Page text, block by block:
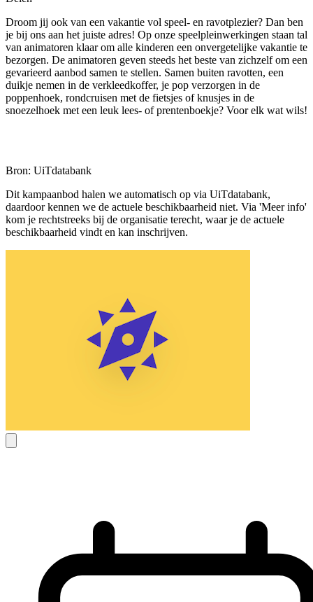
Droom jij ook van een vakantie vol speel- en ravotplezier? Dan ben
je bij ons aan het juiste adres! Op onze speelpleinwerkingen staan tal
van animatoren klaar om alle kinderen een onvergetelijke vakantie te
bezorgen. De animatoren geven steeds het beste van zichzelf om een
gevarieerd aanbod samen te stellen. Samen buiten ravotten, een
duikje nemen in de verkleedkoffer, je pop verzorgen in de
poppenhoek, rondcruisen met de fietsjes of knusjes in de
snoezelhoek met een leuk lees- of prentenboekje? Voor elk wat wils!
Bron: UiTdatabank
Dit kampaanbod halen we automatisch op via UiTdatabank,
daardoor kennen we de actuele beschikbaarheid niet. Via 'Meer info'
kom je rechtstreeks bij de organisatie terecht, waar je de actuele
beschikbaarheid vindt en kan inschrijven.